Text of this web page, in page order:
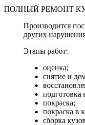
ПОЛНЫЙ РЕМОНТ
Производится
других
Этапы работ:
оценка;
снятие и
подготовка
покраска;
покраска в
сборка